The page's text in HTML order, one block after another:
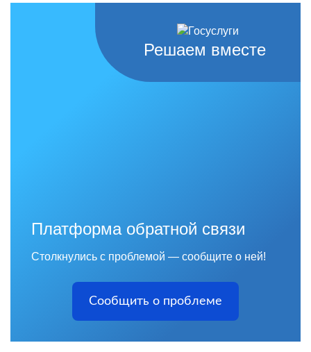
Решаем вместе
Платформа обратной связи
Столкнулись с проблемой — сообщите о ней!
Сообщить о проблеме